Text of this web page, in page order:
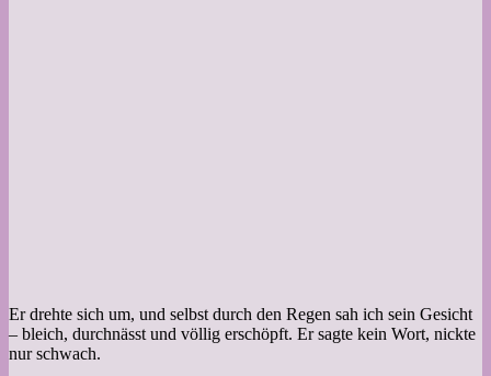
Er drehte sich um, und selbst durch den Regen sah ich sein Gesicht
– bleich, durchnässt und völlig erschöpft. Er sagte kein Wort, nickte
nur schwach.